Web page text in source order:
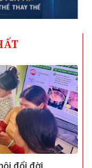
đổi đời